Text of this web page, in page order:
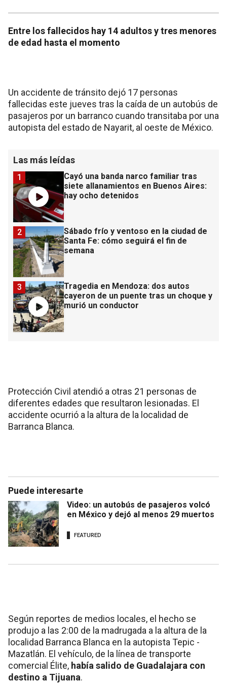
Entre los fallecidos hay 14 adultos y tres menores
de edad hasta el momento
Un accidente de tránsito dejó 17 personas
fallecidas este jueves tras la caída de un autobús de
pasajeros por un barranco cuando transitaba por una
autopista del estado de Nayarit, al oeste de México.
Las más leídas
Cayó una banda narco familiar tras
siete allanamientos en Buenos Aires:
hay ocho detenidos
1
Sábado frío y ventoso en la ciudad de
Santa Fe: cómo seguirá el fin de
semana
2
Tragedia en Mendoza: dos autos
cayeron de un puente tras un choque y
murió un conductor
3
Protección Civil atendió a otras 21 personas de
diferentes edades que resultaron lesionadas. El
accidente ocurrió a la altura de la localidad de
Barranca Blanca.
Puede interesarte
Video: un autobús de pasajeros volcó
en México y dejó al menos 29 muertos
FEATURED
Según reportes de medios locales, el hecho se
produjo a las 2:00 de la madrugada a la altura de la
localidad Barranca Blanca en la autopista Tepic -
Mazatlán. El vehículo, de la línea de transporte
comercial Élite, había salido de Guadalajara con
destino a Tijuana.